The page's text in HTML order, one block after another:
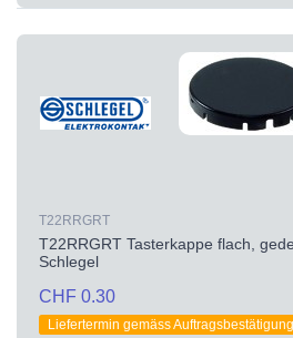
T22RRGRT
T22RRGRT Tasterkappe flach,
Schlegel
CHF 0.30
Liefertermin gemäss Auftragsbestätigung